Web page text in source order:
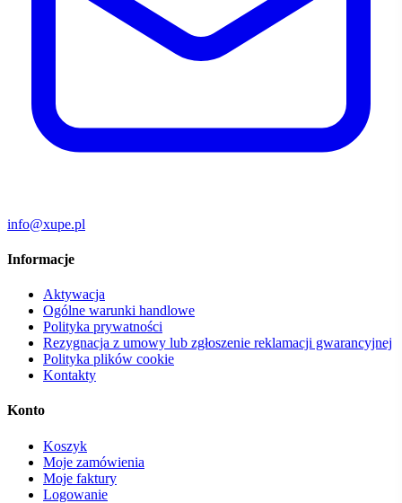
info@xupe.pl
Informacje
Aktywacja
Ogólne warunki handlowe
Polityka prywatności
Rezygnacja z umowy lub zgłoszenie reklamacji gwarancyjnej
Polityka plików cookie
Kontakty
Konto
Koszyk
Moje zamówienia
Moje faktury
Logowanie